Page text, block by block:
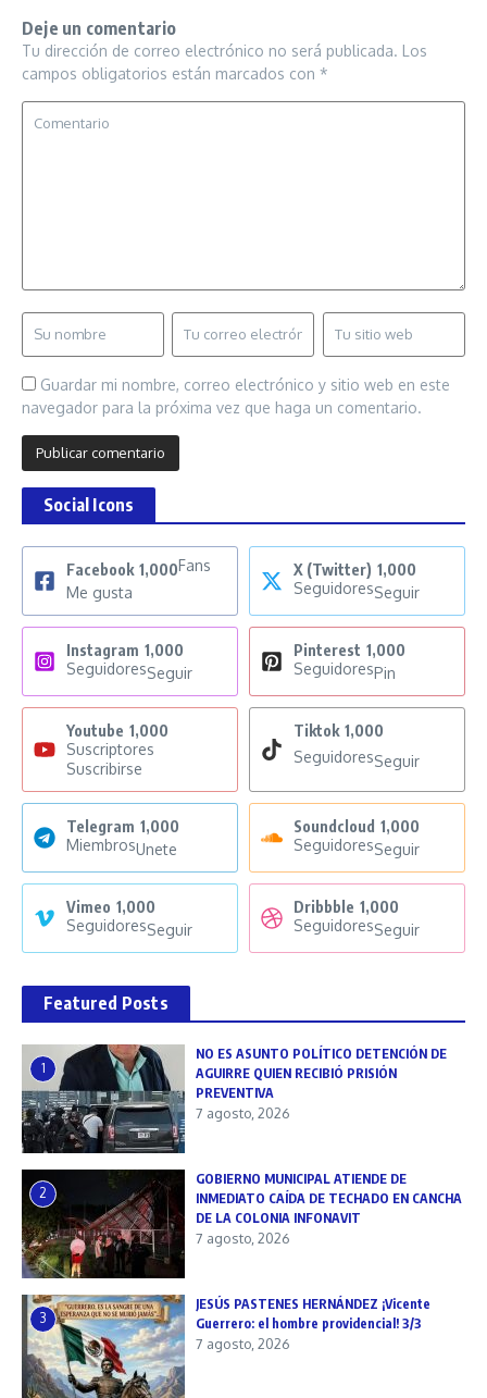
Deje un comentario
Tu dirección de correo electrónico no será publicada. Los
campos obligatorios están marcados con *
Guardar mi nombre, correo electrónico y sitio web en este
navegador para la próxima vez que haga un comentario.
Social Icons
Facebook 1,000Fans
Me gusta
X (Twitter) 1,000
SeguidoresSeguir
Instagram 1,000
SeguidoresSeguir
Pinterest 1,000
SeguidoresPin
Youtube 1,000
Suscriptores
Suscribirse
Tiktok 1,000
SeguidoresSeguir
Telegram 1,000
MiembrosUnete
Soundcloud 1,000
SeguidoresSeguir
Vimeo 1,000
SeguidoresSeguir
Dribbble 1,000
SeguidoresSeguir
Featured Posts
1
NO ES ASUNTO POLÍTICO DETENCIÓN DE
AGUIRRE QUIEN RECIBIÓ PRISIÓN
PREVENTIVA
7 agosto, 2026
2
GOBIERNO MUNICIPAL ATIENDE DE
INMEDIATO CAÍDA DE TECHADO EN CANCHA
DE LA COLONIA INFONAVIT
7 agosto, 2026
3
JESÚS PASTENES HERNÁNDEZ ¡Vicente
Guerrero: el hombre providencial! 3/3
7 agosto, 2026